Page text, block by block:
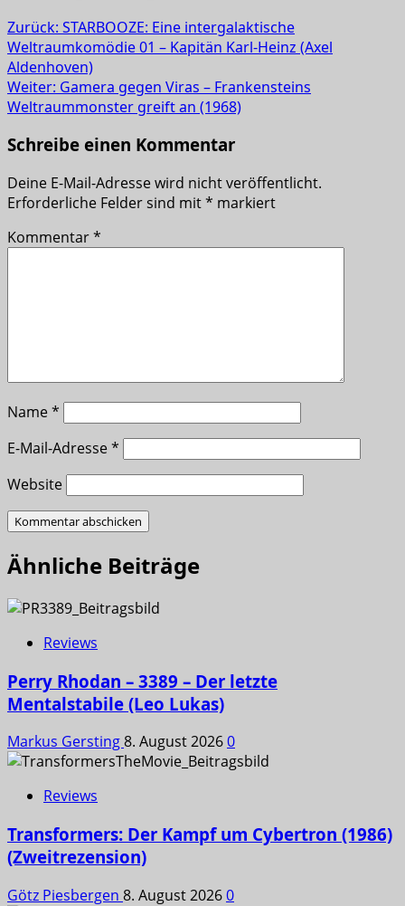
Zurück: STARBOOZE: Eine intergalaktische
Weltraumkomödie 01 – Kapitän Karl-Heinz (Axel
Aldenhoven)
Weiter: Gamera gegen Viras – Frankensteins
Weltraummonster greift an (1968)
Schreibe einen Kommentar
Deine E-Mail-Adresse wird nicht veröffentlicht.
Erforderliche Felder sind mit* markiert
Kommentar*
Name*
E-Mail-Adresse*
Website
Ähnliche Beiträge
Reviews
Perry Rhodan – 3389 – Der letzte
Mentalstabile (Leo Lukas)
Markus Gersting8. August 20260
Reviews
Transformers: Der Kampf um Cybertron (1986)
(Zweitrezension)
Götz Piesbergen 8. August 20260